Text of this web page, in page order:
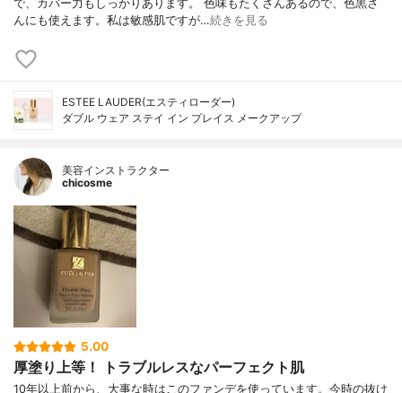
で、カバー力もしっかりあります。 色味もたくさんあるので、色黒さ
んにも使えます。私は敏感肌ですが…続きを見る
ESTEE LAUDER(エスティローダー)
ダブル ウェア ステイ イン プレイス メークアップ
美容インストラクター
chicosme
5.00
厚塗り上等！ トラブルレスなパーフェクト肌
10年以上前から、大事な時はこのファンデを使っています。今時の抜け